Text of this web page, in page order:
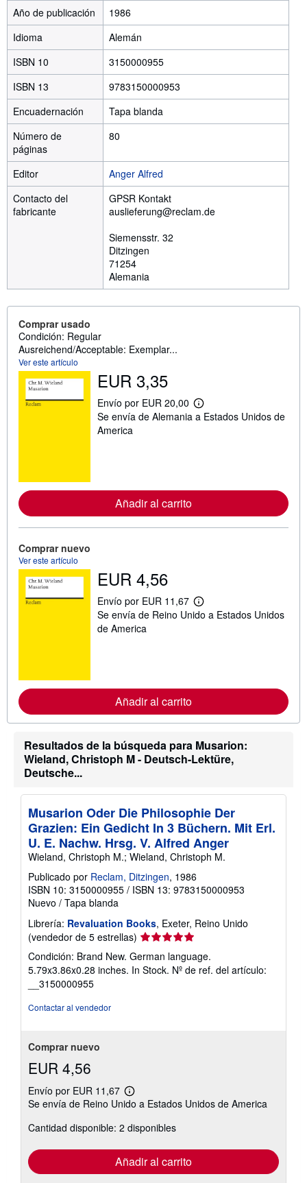
Año de publicación
1986
Idioma
Alemán
ISBN 10
3150000955
ISBN 13
9783150000953
Encuadernación
Tapa blanda
Número de
páginas
80
Editor
Anger Alfred
Contacto del
fabricante
GPSR Kontakt
auslieferung@reclam.de
Siemensstr. 32
Ditzingen
71254
Alemania
Comprar usado
Condición: Regular
Ausreichend/Acceptable: Exemplar...
Ver este artículo
EUR 3,35
Envío por EUR 20,00
M
á
m
ó
l
a
e
e
v
í
Se envía de Alemania a Estados Unidos de
America
Añadir al carrito
Comprar nuevo
Ver este artículo
EUR 4,56
Envío por EUR 11,67
M
á
m
n
s
o
a
s
t
a
i
s
e
í
o
Se envía de Reino Unido a Estados Unidos
de America
Añadir al carrito
Resultados de la búsqueda para Musarion:
Wieland, Christoph M - Deutsch-Lektüre,
Deutsche...
Musarion Oder Die Philosophie Der
Grazien: Ein Gedicht In 3 Büchern. Mit Erl.
U. E. Nachw. Hrsg. V. Alfred Anger
Wieland, Christoph M.; Wieland, Christoph M.
Publicado por Reclam, Ditzingen, 1986
ISBN 10: 3150000955 / ISBN 13: 9783150000953
Nuevo / Tapa blanda
Librería: Revaluation Books, Exeter, Reino Unido
(vendedor de 5 estrellas) Calificación
vendedor:
5
Condición: Brand New. German language.
5.79x3.86x0.28 inches. In Stock. Nº de ref. del artículo:
__3150000955
Contactar al vendedor
Comprar nuevo
EUR 4,56
Envío por EUR 11,67
Más
información
las
tarifas
envío
Se envía de Reino Unido a Estados Unidos de America
Cantidad disponible: 2 disponibles
Añadir al carrito